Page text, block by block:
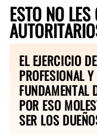
ESTO NO
EL EJERCICIO
PROFESIONAL
FUNDAMENTAL
POR ESO
SER LOS